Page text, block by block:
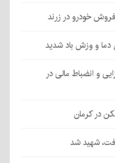
و وزش باد شدید
و انضباط مالی در
شهید شد